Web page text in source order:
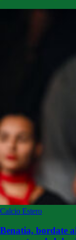
Calcio Estero
Benatia, bordate